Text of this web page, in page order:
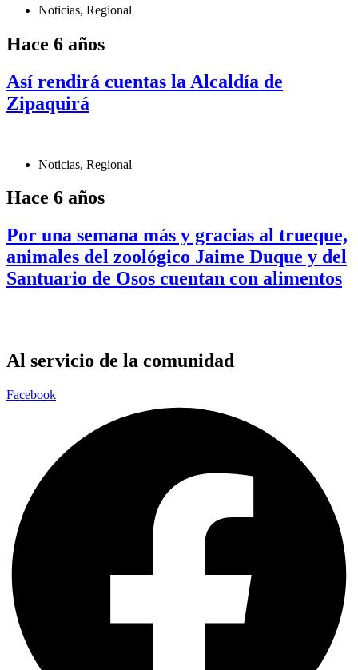
Noticias, Regional
Hace 6 años
Así rendirá cuentas la Alcaldía de
Zipaquirá
Noticias, Regional
Hace 6 años
Por una semana más y gracias al trueque,
animales del zoológico Jaime Duque y del
Santuario de Osos cuentan con alimentos
Al servicio de la comunidad
Facebook